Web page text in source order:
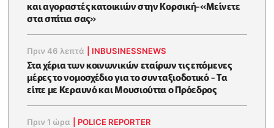
και αγοραστές κατοικιών στην Κορσική-«Μείνετε
στα σπίτια σας»
Πριν 46 λεπτά INBUSINESSNEWS
Στα χέρια των κοινωνικών εταίρων τις επόμενες
μέρες το νομοσχέδιο για το συνταξιοδοτικό - Τα
είπε με Κεραυνό και Μουσιούττα ο Πρόεδρος
Πριν 1 ώρα POLICE REPORTER